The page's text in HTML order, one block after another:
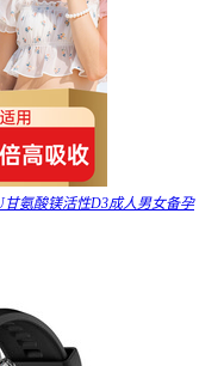
甘氨酸镁活性D3成人男女备孕